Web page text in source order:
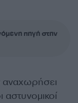
πηγή στην
αναχωρήσει
αστυνομικοί